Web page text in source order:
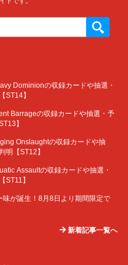
Dominionの収録カードや抽選・
ST14】
Barrageの収録カードや抽選・予
】
Onslaughtの収録カードや抽
明【ST12】
Assaultの収録カードや抽選・
ST11】
が誕生！8月8日より期間限定で
新着記事一覧へ